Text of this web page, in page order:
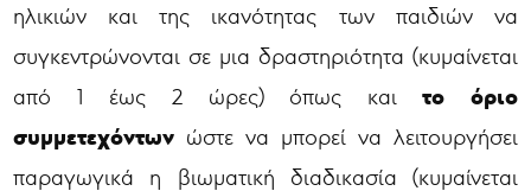
ηλικιών και της ικανότητας των παιδιών να
συγκεντρώνονται σε μια δραστηριότητα (κυμαίνεται
από 1 έως 2 ώρες) όπως καιτο όριο
συμμετεχόντων ώστε να μπορεί να λειτουργήσει
παραγωγικά η βιωματική διαδικασία (κυμαίνεται